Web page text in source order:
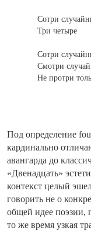
Сотри
Три четыре
Сотри
Смотри
Не протри
Под определение
кардинально
авангарда до
«Двенадцать»
контекст целый
говорить не о
общей идее
то же время узкая